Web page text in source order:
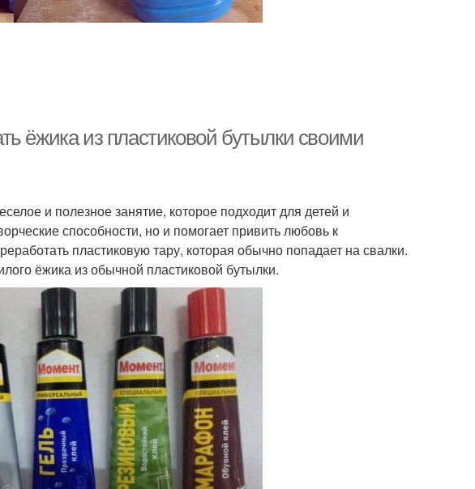
ёжика из пластиковой бутылки своими
и полезное занятие, которое подходит для детей и
способности, но и помогает привить любовь к
пластиковую тару, которая обычно попадает на свалки.
ёжика из обычной пластиковой бутылки.